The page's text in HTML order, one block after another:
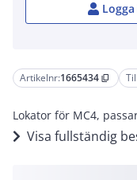
Artikelnr:1665434 content_copy
Lokator för MC4,
Visa fullständig